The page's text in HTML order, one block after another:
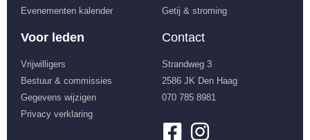
Evenementen kalender
Getij & stroming
Voor leden
Vrijwilligers
Bestuur & commissies
Gegevens wijzigen
Privacy verklaring
Contact
Strandweg 3
2586 JK Den Haag
070 785 8981